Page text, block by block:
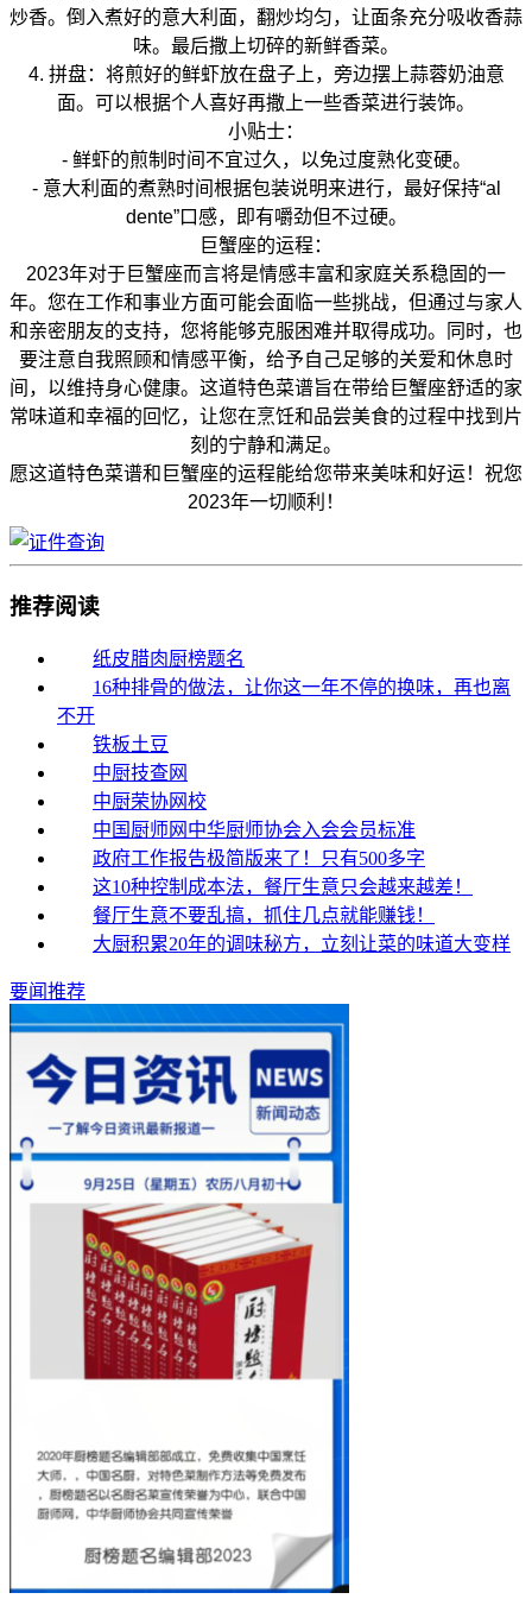
炒香。倒入煮好的意大利面，翻炒均匀，让面条充分吸收香蒜
味。最后撒上切碎的新鲜香菜。
4. 拼盘：将煎好的鲜虾放在盘子上，旁边摆上蒜蓉奶油意
面。可以根据个人喜好再撒上一些香菜进行装饰。
小贴士：
- 鲜虾的煎制时间不宜过久，以免过度熟化变硬。
- 意大利面的煮熟时间根据包装说明来进行，最好保持“al
dente”口感，即有嚼劲但不过硬。
巨蟹座的运程：
2023年对于巨蟹座而言将是情感丰富和家庭关系稳固的一
年。您在工作和事业方面可能会面临一些挑战，但通过与家人
和亲密朋友的支持，您将能够克服困难并取得成功。同时，也
要注意自我照顾和情感平衡，给予自己足够的关爱和休息时
间，以维持身心健康。这道特色菜谱旨在带给巨蟹座舒适的家
常味道和幸福的回忆，让您在烹饪和品尝美食的过程中找到片
刻的宁静和满足。
愿这道特色菜谱和巨蟹座的运程能给您带来美味和好运！祝您
2023年一切顺利！
推荐阅读
纸皮腊肉厨榜题名
16种排骨的做法，让你这一年不停的换味，再也离
不开
铁板土豆
中厨技查网
中厨荣协网校
中国厨师网中华厨师协会入会会员标准
政府工作报告极简版来了！只有500多字
这10种控制成本法，餐厅生意只会越来越差！
餐厅生意不要乱搞，抓住几点就能赚钱！
大厨积累20年的调味秘方，立刻让菜的味道大变样
要闻推荐